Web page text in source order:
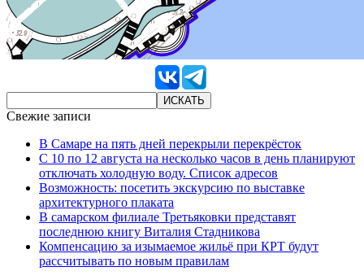
Свежие записи
В Самаре на пять дней перекрыли перекрёсток
С 10 по 12 августа на несколько часов в день планируют
отключать холодную воду. Список адресов
Возможность: посетить экскурсию по выставке
архитектурного плаката
В самарском филиале Третьяковки представят
последнюю книгу Виталия Стадникова
Компенсацию за изымаемое жильё при КРТ будут
рассчитывать по новым правилам